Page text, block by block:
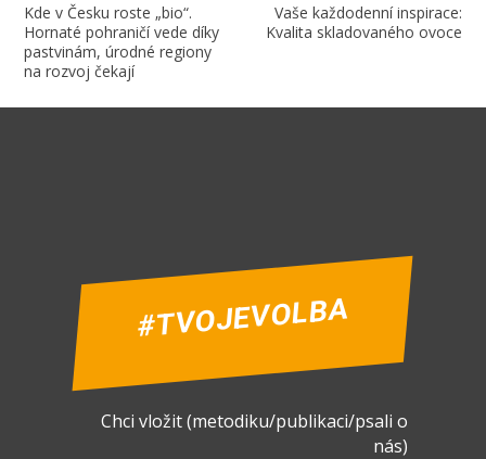
Kde v Česku roste „bio“.
Hornaté pohraničí vede díky
pastvinám, úrodné regiony
na rozvoj čekají
Vaše každodenní inspirace:
Kvalita skladovaného ovoce
#TVOJEVOLBA
Chci vložit (metodiku/publikaci/psali o
nás)